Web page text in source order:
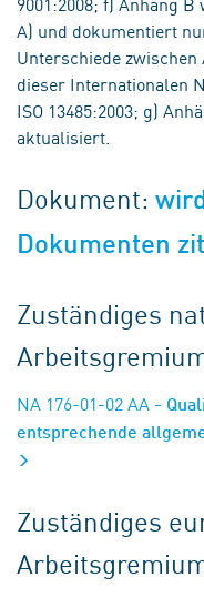
A) und dokumentiert
Unterschiede
dieser Internationalen
ISO 13485:2003; g)
aktualisiert.
Dokument:
Dokumenten
Zuständiges
NA 176-01-02 AA -
entsprechende
Zuständiges